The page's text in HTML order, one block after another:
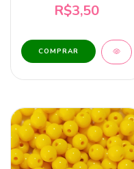
R$3,50